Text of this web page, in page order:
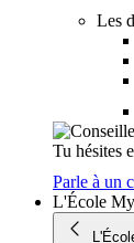
Les
Tu hésites
Parle à un
L'École